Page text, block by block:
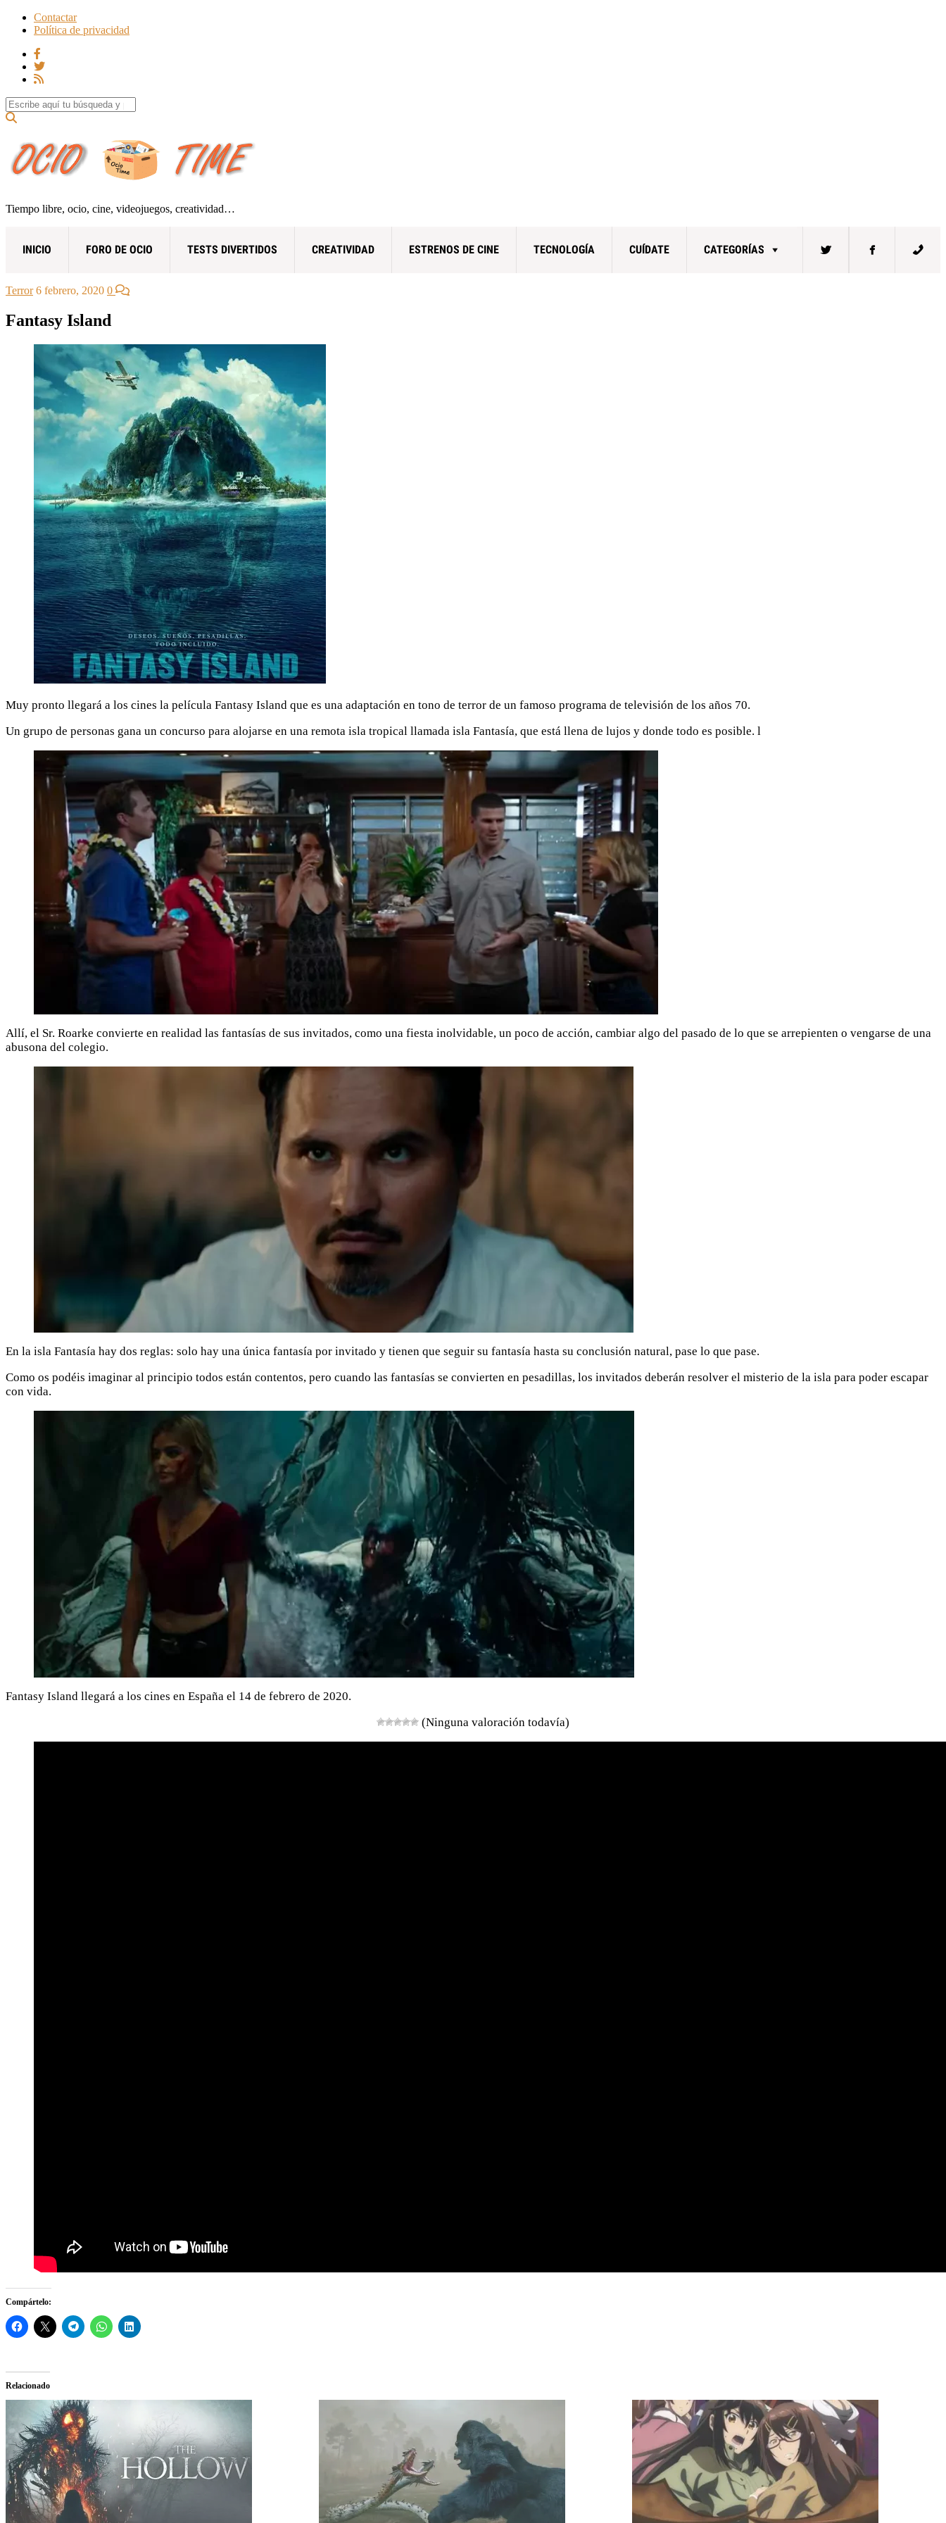
Contactar
Política de privacidad
Search for:
Tiempo libre, ocio, cine, videojuegos, creatividad…
INICIO FORO DE OCIO TESTS DIVERTIDOS CREATIVIDAD ESTRENOS DE CINE TECNOLOGÍA CUÍDATE CATEGORÍAS
Terror 6 febrero, 2020 0
Fantasy Island
Muy pronto llegará a los cines la película Fantasy Island que es una adaptación en tono de terror de un famoso programa de televisión de los años 70.
Un grupo de personas gana un concurso para alojarse en una remota isla tropical llamada isla Fantasía, que está llena de lujos y donde todo es posible. l
Allí, el Sr. Roarke convierte en realidad las fantasías de sus invitados, como una fiesta inolvidable, un poco de acción, cambiar algo del pasado de lo que se arrepienten o vengarse de una
abusona del colegio.
En la isla Fantasía hay dos reglas: solo hay una única fantasía por invitado y tienen que seguir su fantasía hasta su conclusión natural, pase lo que pase.
Como os podéis imaginar al principio todos están contentos, pero cuando las fantasías se convierten en pesadillas, los invitados deberán resolver el misterio de la isla para poder escapar
con vida.
Fantasy Island llegará a los cines en España el 14 de febrero de 2020.
(Ninguna valoración todavía)
Compártelo:
Relacionado